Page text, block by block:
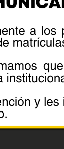
tercer vocal